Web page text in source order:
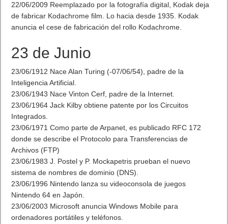
22/06/2009 Reemplazado por la fotografía digital, Kodak deja
de fabricar Kodachrome film. Lo hacia desde 1935. Kodak
anuncia el cese de fabricación del rollo Kodachrome.
23 de Junio
23/06/1912 Nace Alan Turing (-07/06/54), padre de la
Inteligencia Artificial.
23/06/1943 Nace Vinton Cerf, padre de la Internet.
23/06/1964 Jack Kilby obtiene patente por los Circuitos
Integrados.
23/06/1971 Como parte de Arpanet, es publicado RFC 172
donde se describe el Protocolo para Transferencias de
Archivos (FTP)
23/06/1983 J. Postel y P. Mockapetris prueban el nuevo
sistema de nombres de dominio (DNS).
23/06/1996 Nintendo lanza su videoconsola de juegos
Nintendo 64 en Japón.
23/06/2003 Microsoft anuncia Windows Mobile para
ordenadores portátiles y teléfonos.